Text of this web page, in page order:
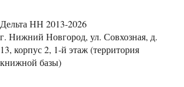
Дельта НН 2013-2026
г. Нижний Новгород, ул. Совхозная, д.
13, корпус 2, 1-й этаж (территория
книжной базы)